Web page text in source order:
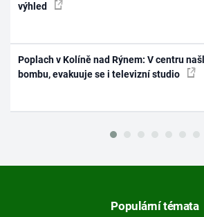
výhled
Poplach v Kolíně nad Rýnem: V centru
bombu, evakuuje se i televizní studio
Populární témata